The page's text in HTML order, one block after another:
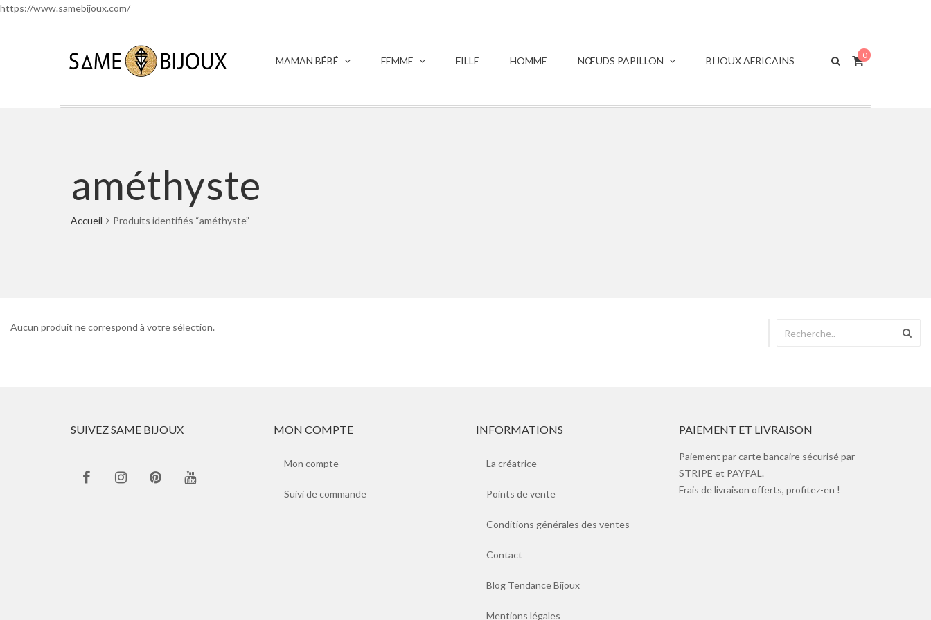
https://www.samebijoux.com/
MAMAN BÉBÉ FEMME FILLE HOMME NŒUDS PAPILLON BIJOUX AFRICAINS 0
améthyste
Accueil Produits identifiés “améthyste”
Aucun produit ne correspond à votre sélection.
SUIVEZ SAME BIJOUX MON COMPTE
Mon compte
Suivi de commande
INFORMATIONS
La créatrice
Points de vente
Conditions générales des ventes
Contact
Blog Tendance Bijoux
Mentions légales
PAIEMENT ET LIVRAISON
Paiement par carte bancaire sécurisé par
STRIPE et PAYPAL.
Frais de livraison offerts, profitez-en !